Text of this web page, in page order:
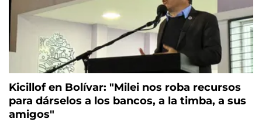
Kicillof en Bolívar: "Milei nos roba recursos
para dárselos a los bancos, a la timba, a sus
amigos"